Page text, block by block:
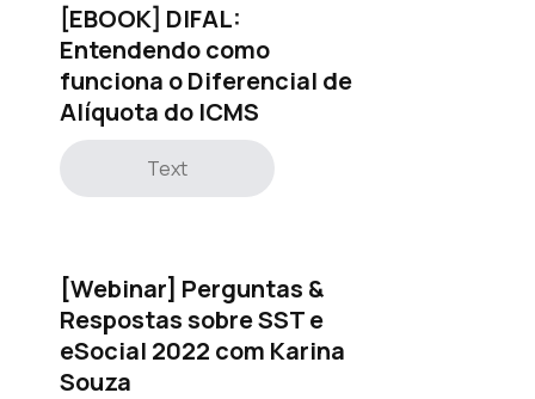
[EBOOK] DIFAL:
Entendendo como
funciona o Diferencial de
Alíquota do ICMS
Text
[Webinar] Perguntas &
Respostas sobre SST e
eSocial 2022 com Karina
Souza